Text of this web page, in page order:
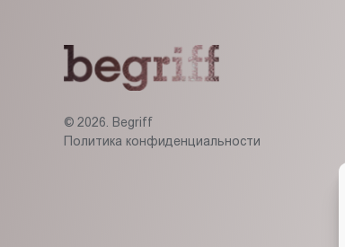
© 2026. Begriff
Политика конфиденциальности